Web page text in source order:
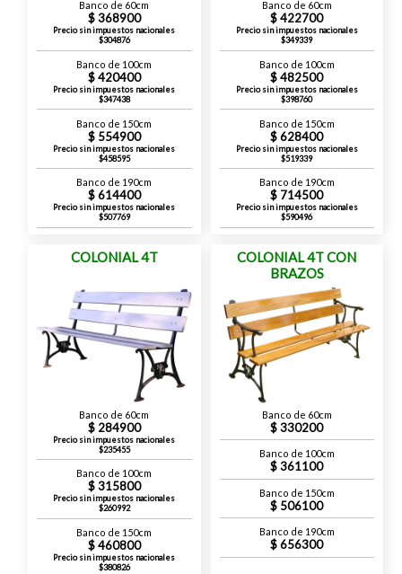
Banco de 60cm
368900
Precio sin impuestos nacionales
$304876
Banco de 100cm
420400
Precio sin impuestos nacionales
$347438
Banco de 150cm
554900
Precio sin impuestos nacionales
$458595
Banco de 190cm
614400
Precio sin impuestos nacionales
$507769
Banco de 60cm
422700
Precio sin impuestos nacionales
$349339
Banco de 100cm
482500
Precio sin impuestos nacionales
$398760
Banco de 150cm
628400
Precio sin impuestos nacionales
$519339
Banco de 190cm
714500
Precio sin impuestos nacionales
$590496
COLONIAL 4T
Banco de 60cm
284900
Precio sin impuestos nacionales
$235455
Banco de 100cm
315800
Precio sin impuestos nacionales
$260992
Banco de 150cm
460800
Precio sin impuestos nacionales
$380826
COLONIAL 4T CON
BRAZOS
Banco de 60cm
330200
Banco de 100cm
361100
Banco de 150cm
506100
Banco de 190cm
656300